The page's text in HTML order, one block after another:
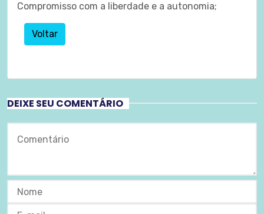
Compromisso com a liberdade e a autonomia;
Voltar
DEIXE SEU COMENTÁRIO